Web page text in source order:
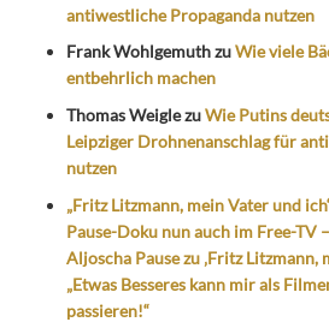
antiwestliche Propaganda nutzen
Frank WohlgemuthzuWie viele
entbehrlich machen
Thomas WeiglezuWie Putins
Leipziger Drohnenanschlag für
nutzen
„Fritz Litzmann, mein Vater und
Pause-Doku nun auch im Free-TV
Aljoscha Pause zu ‚Fritz Litzmann,
„Etwas Besseres kann mir als
passieren!“